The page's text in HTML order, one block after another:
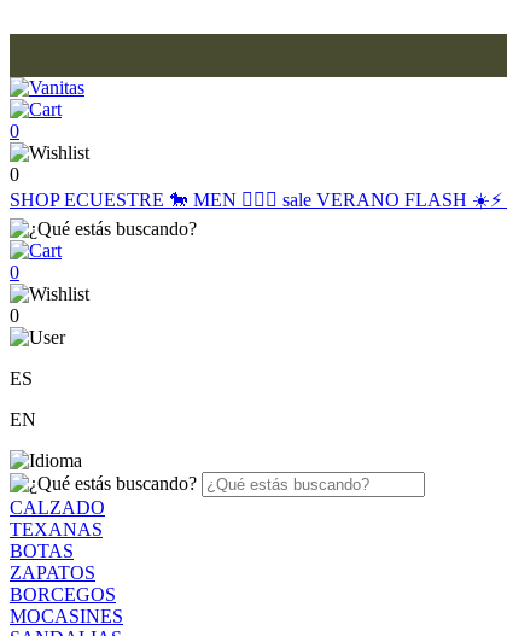
0
0
SHOPECUESTRE 🐎 MEN 🙋🏽‍♂️ sale VERANO FLASH ☀️⚡️
0
0
ES
EN
CALZADO
TEXANAS
BOTAS
ZAPATOS
BORCEGOS
MOCASINES